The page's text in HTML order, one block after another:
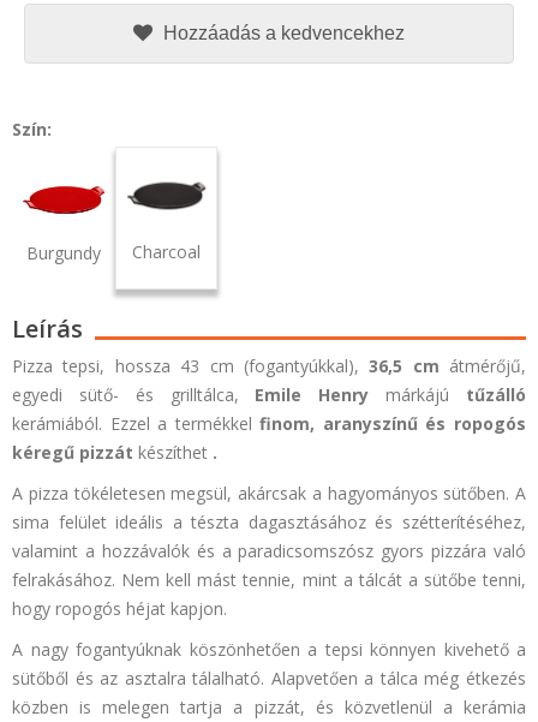
Hozzáadás a kedvencekhez
Szín:
Burgundy Charcoal
Leírás
Pizza tepsi, hossza 43 cm (fogantyúkkal),36,5 cm átmérőjű,
egyedi sütő- és grilltálca, Emile Henry márkájú tűzálló
kerámiából. Ezzel a termékkelfinom, aranyszínű és ropogós
kéregű pizzát készíthet .
A pizza tökéletesen megsül, akárcsak a hagyományos sütőben. A
sima felület ideális a tészta dagasztásához és szétterítéséhez,
valamint a hozzávalók és a paradicsomszósz gyors pizzára való
felrakásához. Nem kell mást tennie, mint a tálcát a sütőbe tenni,
hogy ropogós héjat kapjon.
A nagy fogantyúknak köszönhetően a tepsi könnyen kivehető a
sütőből és az asztalra tálalható. Alapvetően a tálca még étkezés
közben is melegen tartja a pizzát, és közvetlenül a kerámia